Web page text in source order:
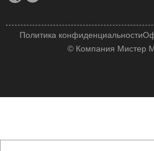
© Компания Мистер
Политика конфиденциальности